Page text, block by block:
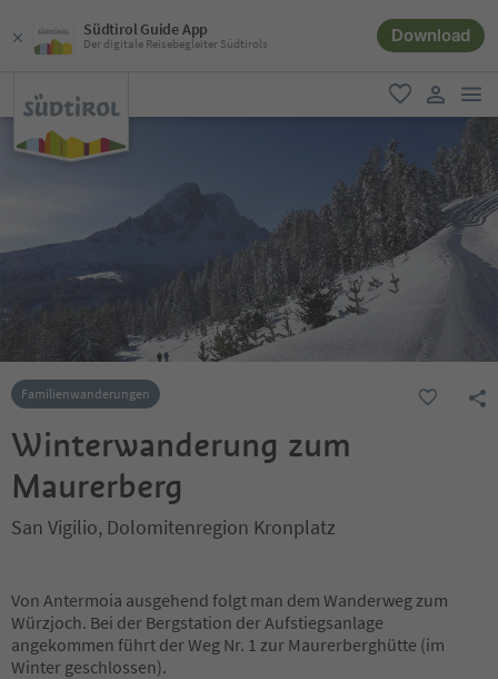
Südtirol Guide App
Der digitale Reisebegleiter Südtirols Download
favorit
user link
Familienwanderungen
Winterwanderung zum
Maurerberg
San Vigilio, Dolomitenregion Kronplatz
Von Antermoia ausgehend folgt man dem Wanderweg zum
Würzjoch. Bei der Bergstation der Aufstiegsanlage
angekommen führt der Weg Nr. 1 zur Maurerberghütte (im
Winter geschlossen).